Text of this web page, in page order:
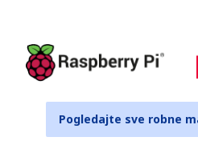
Pogledajte sve robne